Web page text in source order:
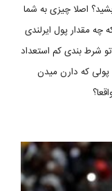
اصلا چیزی به شما
مقدار پول ایرلندی
شرط بندی کم استعداد
که دارن میدن